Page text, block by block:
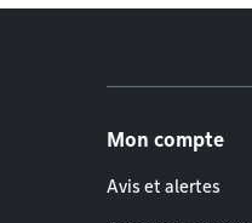
Mon compte
Avis et alertes